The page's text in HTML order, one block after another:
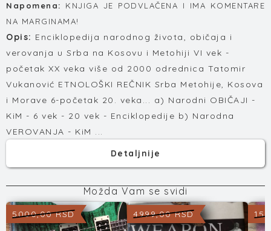
Napomena:
KNJIGA JE PODVLAČENA I IMA KOMENTARE
NA MARGINAMA!
Opis: Enciklopedija narodnog života, običaja i
verovanja u Srba na Kosovu i Metohiji VI vek -
početak XX veka više od 2000 odrednica Tatomir
Vukanović ETNOLOŠKI REČNIK Srba Metohije, Kosova
i Morave 6-početak 20. veka... a) Narodni OBIČAJI -
KiM - 6 vek - 20 vek - Enciklopedije b) Narodna
VEROVANJA - KiM ...
Detaljnije
Možda Vam se svidi
5000,00 RSD 4999,00 RSD